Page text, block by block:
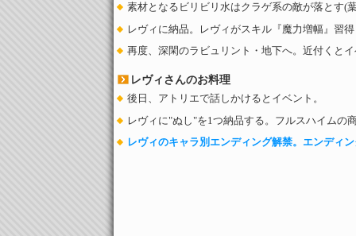
素材となるビリビリ水はクラゲ系の敵が落とす(
レヴィに納品。レヴィがスキル『魔力増幅』習得
再度、深閑のラビュリント・地下へ。近付くと
レヴィさんのお料理
後日、アトリエで話しかけるとイベント。
レヴィに"ぬし"を1つ納品する。フルスハイムの
レヴィのキャラ別エンディング解禁。エンディ